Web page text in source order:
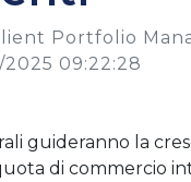
Portfolio
09:22:28
guideranno la
di commercio